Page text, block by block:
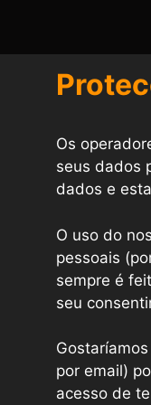
o
conteúdo
Os
seus dados
dados e
O uso do
pessoais
sempre é
seu
por email)
acesso de